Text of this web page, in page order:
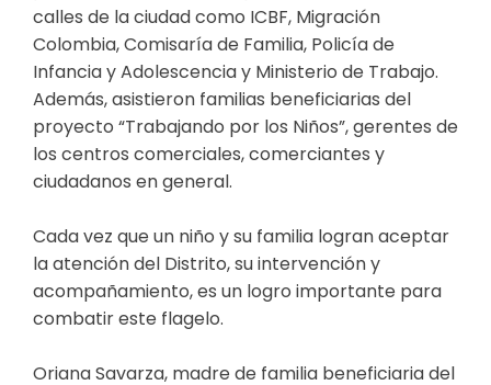
calles de la ciudad como ICBF, Migración
Colombia, Comisaría de Familia, Policía de
Infancia y Adolescencia y Ministerio de Trabajo.
Además, asistieron familias beneficiarias del
proyecto “Trabajando por los Niños”, gerentes de
los centros comerciales, comerciantes y
ciudadanos en general.
Cada vez que un niño y su familia logran aceptar
la atención del Distrito, su intervención y
acompañamiento, es un logro importante para
combatir este flagelo.
Oriana Savarza, madre de familia beneficiaria del